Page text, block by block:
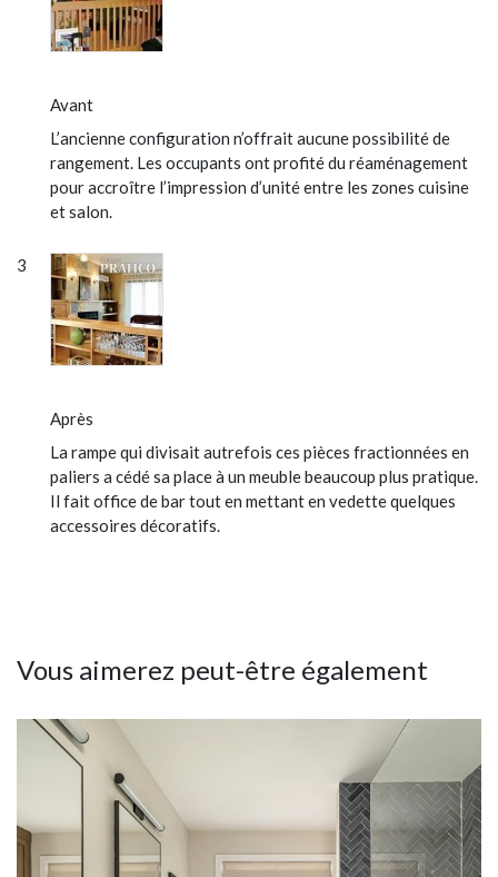
Avant
L’ancienne configuration n’offrait aucune possibilité de
rangement. Les occupants ont profité du réaménagement
pour accroître l’impression d’unité entre les zones cuisine
et salon.
Après
La rampe qui divisait autrefois ces pièces fractionnées en
paliers a cédé sa place à un meuble beaucoup plus pratique.
Il fait office de bar tout en mettant en vedette quelques
accessoires décoratifs.
Vous aimerez peut-être également